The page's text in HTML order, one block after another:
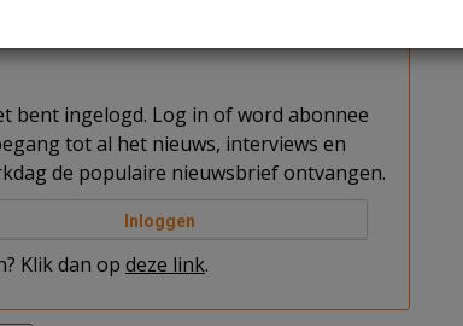
bent ingelogd. Log in of word abonnee
tot al het nieuws, interviews en
de populaire nieuwsbrief ontvangen.
Inloggen
Klik dan op deze link.